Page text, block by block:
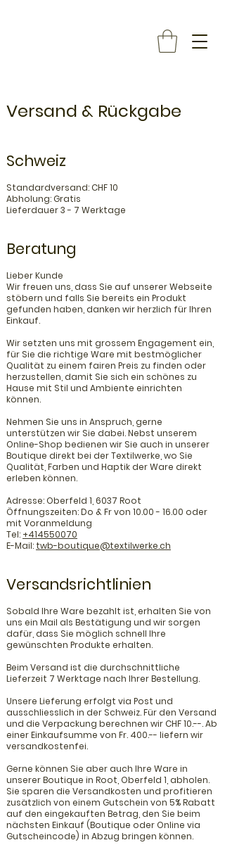
Versand & Rückgabe
Schweiz
Standardversand: CHF 10
Abholung: Gratis
Lieferdauer 3 - 7 Werktage
Beratung
Lieber Kunde
Wir freuen uns, dass Sie auf unserer Webseite
stöbern und falls Sie bereits ein Produkt
gefunden haben, danken wir herzlich für Ihren
Einkauf.
Wir setzten uns mit grossem Engagement ein,
für Sie die richtige Ware mit bestmöglicher
Qualität zu einem fairen Preis zu finden oder
herzustellen, damit Sie sich ein schönes zu
Hause mit Stil und Ambiente einrichten
können.
Nehmen Sie uns in Anspruch, gerne
unterstützen wir Sie dabei. Nebst unserem
Online-Shop bedienen wir Sie auch in unserer
Boutique direkt bei der Textilwerke, wo Sie
Qualität, Farben und Haptik der Ware direkt
erleben können.
Adresse: Oberfeld 1, 6037 Root
Öffnungszeiten: Do & Fr von 10.00 - 16.00 oder
mit Voranmeldung
Tel: +414550070
E-Mail: twb-boutique@textilwerke.ch
Versandsrichtlinien
Sobald Ihre Ware bezahlt ist, erhalten Sie von
uns ein Mail als Bestätigung und wir sorgen
dafür, dass Sie möglich schnell Ihre
gewünschten Produkte erhalten.
Beim Versand ist die durchschnittliche
Lieferzeit 7 Werktage nach Ihrer Bestellung.
Unsere Lieferung erfolgt via Post und
ausschliesslich in der Schweiz. Für den Versand
und die Verpackung berechnen wir CHF 10.--. Ab
einer Einkaufsumme von Fr. 400.-- liefern wir
versandkostenfei.
Gerne können Sie aber auch Ihre Ware in
unserer Boutique in Root, Oberfeld 1, abholen.
Sie sparen die Versandkosten und profitieren
zusätzlich von einem Gutschein von 5% Rabatt
auf den eingekauften Betrag, den Sie beim
nächsten Einkauf (Boutique oder Online via
Gutscheincode) in Abzug bringen können.